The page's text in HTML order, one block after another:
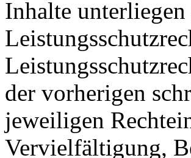
Inhalte
der vorherigen
jeweiligen
Vervielfältigung,